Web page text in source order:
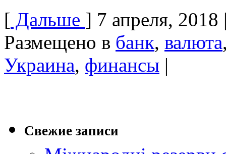
[ Дальше ] 7 апреля, 2018
Размещено в банк, валюта
Украина, финансы |
Свежие записи